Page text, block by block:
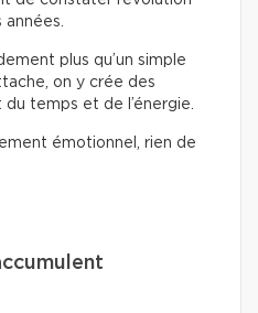
plus qu’un simple
on y crée des
temps et de l’énergie.
émotionnel, rien de